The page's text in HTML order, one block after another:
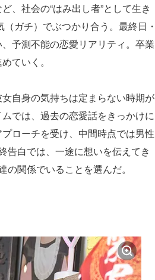
、社会の“はみ出し者”として生き
ガチ）でぶつかり合う。最終日・
予測不能の恋愛リアリティ。卒業
ていく。
自身の気持ちは定まらない時期が
では、過去の恋愛話をきっかけに
ローチを受け、中間時点では男性
告白では、一途に想いを伝えてき
関係でいることを選んだ。